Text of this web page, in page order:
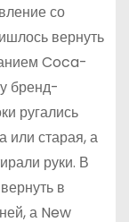
со
вернуть
Coca-
бренд-
ругались
или старая, а
руки. В
в
а New